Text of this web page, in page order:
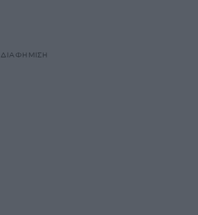
ΔΙΑΦΗΜΙΣΗ